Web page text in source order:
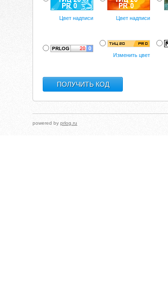
Цвет надписи Цвет надписи
Изменить цвет
powered byprlog.ru